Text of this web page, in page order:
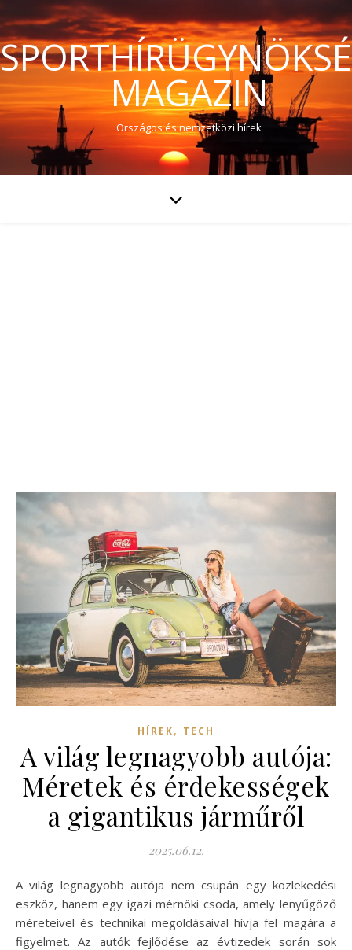
MAGAZIN
Országos és nemzetközi hírek
HÍREK, TECH
A világ legnagyobb autója:
Méretek és érdekességek
a gigantikus járműről
2025.06.12.
A világ legnagyobb autója nem csupán egy közlekedési
eszköz, hanem egy igazi mérnöki csoda, amely lenyűgöző
méreteivel és technikai megoldásaival hívja fel magára a
figyelmet. Az autók fejlődése az évtizedek során sok